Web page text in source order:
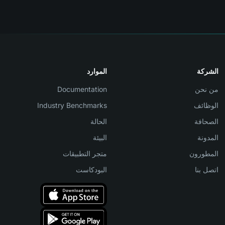
الشركة
من نحن
الوظائف
الصحافة
المدونة
المطورون
اتصل بنا
الموارد
Documentation
Industry Benchmarks
الحالة
البيئة
متجر التطبيقات
البودكاست